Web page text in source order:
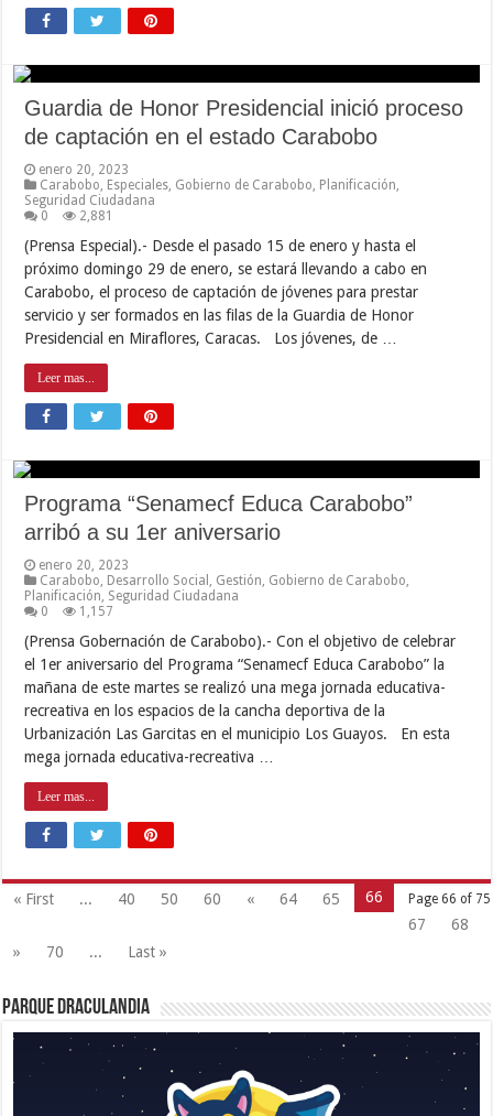
Guardia de Honor Presidencial inició proceso
de captación en el estado Carabobo
enero 20, 2023
Carabobo Especiales Gobierno de Carabobo Planificación
Seguridad Ciudadana
0
2,881
(Prensa Especial).- Desde el pasado 15 de enero y hasta el
próximo domingo 29 de enero, se estará llevando a cabo en
Carabobo, el proceso de captación de jóvenes para prestar
servicio y ser formados en las filas de la Guardia de Honor
Presidencial en Miraflores, Caracas. Los jóvenes, de …
Leer mas...
Programa “Senamecf Educa Carabobo”
arribó a su 1er aniversario
enero 20, 2023
Carabobo Desarrollo Social Gestión Gobierno de Carabobo
Planificación Seguridad Ciudadana
0
1,157
(Prensa Gobernación de Carabobo).- Con el objetivo de celebrar
el 1er aniversario del Programa “Senamecf Educa Carabobo” la
mañana de este martes se realizó una mega jornada educativa-
recreativa en los espacios de la cancha deportiva de la
Urbanización Las Garcitas en el municipio Los Guayos. En esta
mega jornada educativa-recreativa …
Leer mas...
Page 66 of 75
« First ... 40 50 60 « 64 65
66
67
68
»
70 ... Last »
Parque Draculandia